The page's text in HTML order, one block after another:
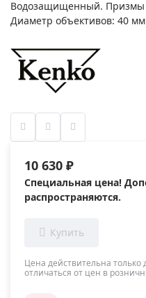
Водозащищенный. Призмы
Диаметр объективов: 40 мм
10 630 ₽
Специальная цена!
распространяются.
Цена действительна
отличаться от цен в